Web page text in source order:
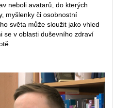
neboli avatarů, do kterých
myšlenky či osobnostní
světa může sloužit jako vhled
se v oblasti duševního zdraví